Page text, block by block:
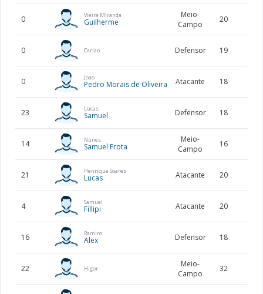
0 Vieira Miranda
Guilherme
Meio-
Campo
20
0 Carlao Defensor 19
0 Joao
Pedro Morais de Oliveira Atacante 18
23 Lucas
Samuel Defensor 18
14 Nunes
Samuel Frota
Meio-
Campo
16
21 Henrique Soares
Lucas Atacante 20
4 Samuel
Fillipi Atacante 20
16 Ramiro
Alex Defensor 18
22 Higor
Meio-
Campo
32